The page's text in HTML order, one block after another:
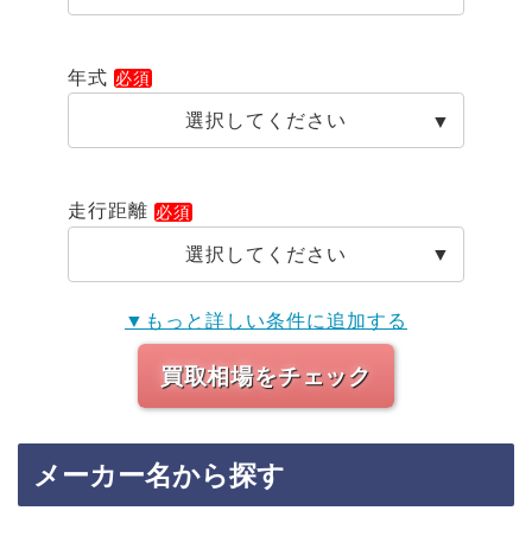
年式
選択してください
走行距離
選択してください
▼もっと詳しい条件に追加する
買取相場をチェック
メーカー名から探す